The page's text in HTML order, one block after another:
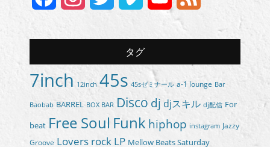
Channel
タグ
7inch 12inch 45s 45sゼミナール a-1 lounge Bar
Baobab BARREL BOX BAR Disco dj djスキル dj配信 For
beat Free Soul Funk hiphop instagram Jazzy
Groove Lovers rock LP Mellow Beats Saturday